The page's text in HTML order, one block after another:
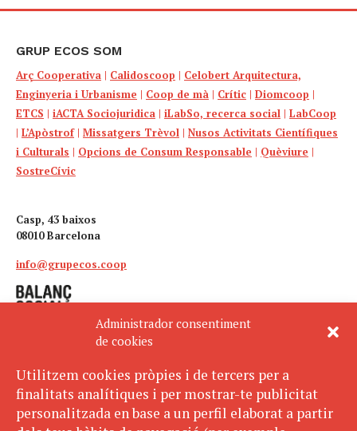
Administrador consentiment
de cookies
Utilitzem cookies pròpies i de tercers per a
finalitats analítiques i per mostrar-te publicitat
personalitzada en base a un perfil elaborat a partir
GRUP ECOS SOM
Arç Cooperativa | Calidoscoop | Celobert Arquitectura,
Enginyeria i Urbanisme | Coop de mà | Crític | Diomcoop |
ETCS | iACTA Sociojuridica | iLabSo, recerca social | LabCoop
| L’Apòstrof| Missatgers Trèvol | Nusos Activitats Científiques
i Culturals | Opcions de Consum Responsable | Quèviure |
SostreCívic
Casp, 43 baixos
08010 Barcelona
info@grupecos.coop
Avís legal
Política de privacitat
SUBSCRIU-TE
AL BUTLLETÍ